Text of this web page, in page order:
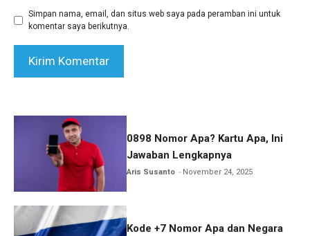
Simpan nama, email, dan situs web saya pada peramban ini untuk
komentar saya berikutnya.
0898 Nomor Apa? Kartu Apa, Ini
Jawaban Lengkapnya
Aris Susanto November 24, 2025
Kode +7 Nomor Apa dan Negara